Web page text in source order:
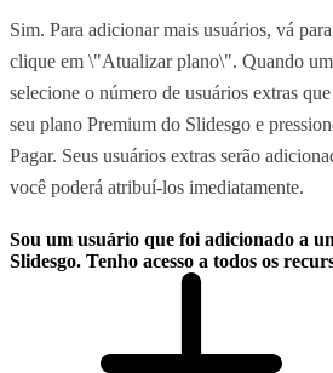
Sim. Para adicionar mais usuários, vá
clique em \"Atualizar plano\". Quando
selecione o número de usuários extras
seu plano Premium do Slidesgo e
Pagar. Seus usuários extras serão
você poderá atribuí-los imediatamente.
Sou um usuário que foi adicionado a
Slidesgo. Tenho acesso a todos os